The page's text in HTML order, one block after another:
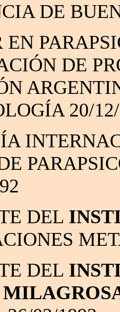
DE
EN
DE
20/
DEL
DEL